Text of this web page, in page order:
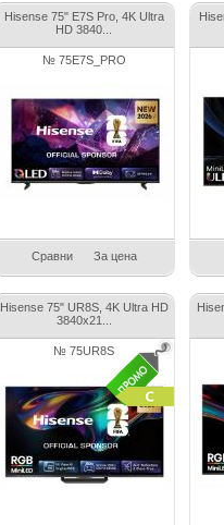
Hisense 75" E7S Pro, 4K Ultra
HD 3840...
№ 75E7S_PRO
Сравни За цена
Hisense 75" UR8S, 4K Ultra HD
3840x21...
№ 75UR8S